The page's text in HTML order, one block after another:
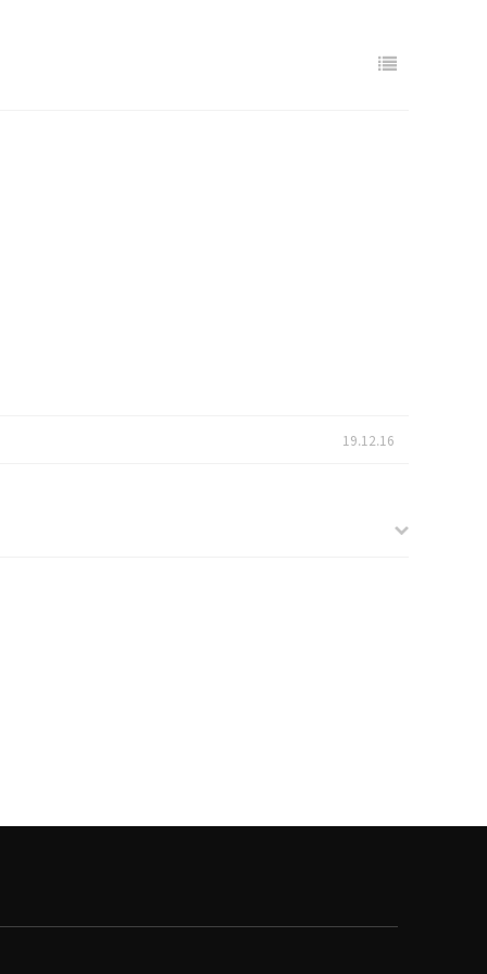
19.12.16